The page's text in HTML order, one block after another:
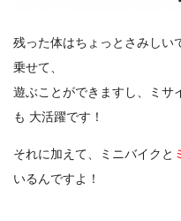
残った体はちょっとさみしい
乗せて、
遊ぶことができますし、ミサ
も 大活躍です！
それに加えて、ミニバイクと
いるんですよ！